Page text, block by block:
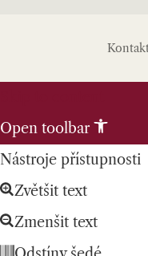
Open toolbar
Nástroje přístupnosti
Zvětšit text
Zmenšit text